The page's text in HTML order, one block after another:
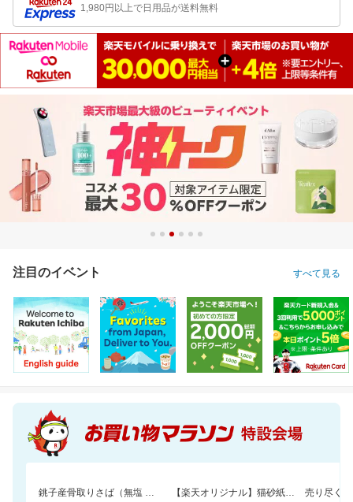
1,980円以上で日用品が送料無料
注目のイベント すべて見る
銚子産骨取りさば（無塩 選べる1kg・2kg）【骨取り魚の飯田商店】 【楽天オリジナル】猫砂紙タイプ大容量＼約一か月548円／今だけお買い得セール！